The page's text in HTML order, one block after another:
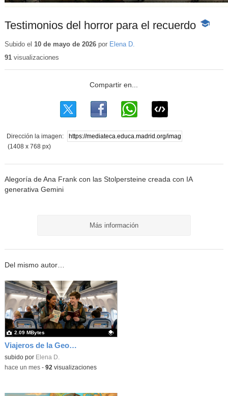
Testimonios del horror para el recuerdo -
Subido el 10 de mayo de 2026por Elena D.
91visualizaciones
Dirección la imagen:
(1408 x 768 px)
Alegoría de Ana Frank con las Stolpersteine creada con IA
generativa Gemini
Más información
Del mismo autor…
Viajeros de la Geografía
Contenido educativo.
subido por Elena D.
2.09 MBytes
-hace un mes- 92 visualizaciones